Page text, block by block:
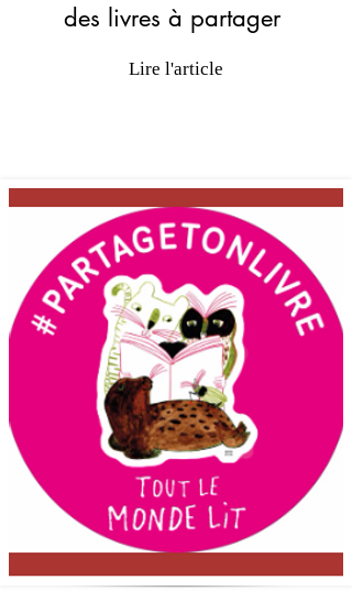
des livres à partager
Lire l'article